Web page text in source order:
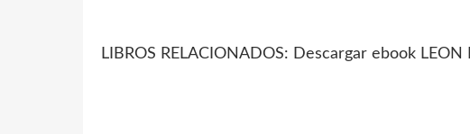
LIBROS RELACIONADOS: Descargar ebook